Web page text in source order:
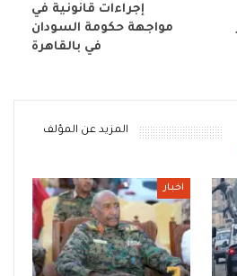
إجراءات قانونية في
مواجهة حكومة السودان
في بالقاهرة
المزيد عن المؤلف
اخبار